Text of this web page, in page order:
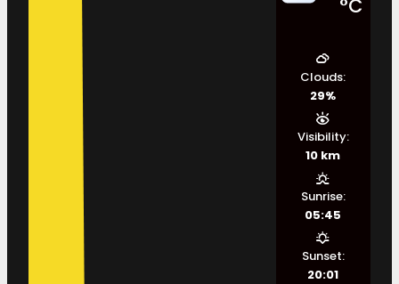
°C
Clouds:
29%
Visibility:
10 km
Sunrise:
05:45
Sunset:
20:01